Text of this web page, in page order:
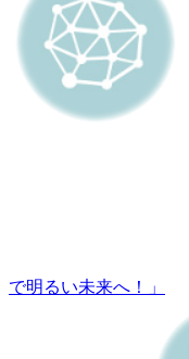
で明るい未来へ！」